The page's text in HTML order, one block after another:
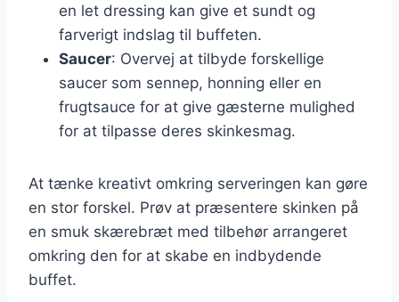
en let dressing kan give et sundt og
farverigt indslag til buffeten.
Saucer: Overvej at tilbyde forskellige
saucer som sennep, honning eller en
frugtsauce for at give gæsterne mulighed
for at tilpasse deres skinkesmag.
At tænke kreativt omkring serveringen kan gøre
en stor forskel. Prøv at præsentere skinken på
en smuk skærebræt med tilbehør arrangeret
omkring den for at skabe en indbydende
buffet.